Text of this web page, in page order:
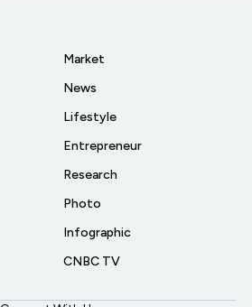
Market
News
Lifestyle
Entrepreneur
Research
Photo
Infographic
CNBC TV